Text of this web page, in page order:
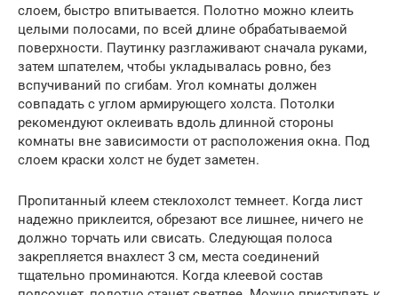
слоем, быстро впитывается. Полотно можно клеить
целыми полосами, по всей длине обрабатываемой
поверхности. Паутинку разглаживают сначала руками,
затем шпателем, чтобы укладывалась ровно, без
вспучиваний по сгибам. Угол комнаты должен
совпадать с углом армирующего холста. Потолки
рекомендуют оклеивать вдоль длинной стороны
комнаты вне зависимости от расположения окна. Под
слоем краски холст не будет заметен.
Пропитанный клеем стеклохолст темнеет. Когда лист
надежно приклеится, обрезают все лишнее, ничего не
должно торчать или свисать. Следующая полоса
закрепляется внахлест 3 см, места соединений
тщательно проминаются. Когда клеевой состав